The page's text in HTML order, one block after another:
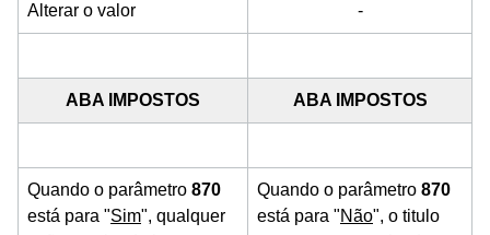
Alterar o valor -
ABA IMPOSTOS ABA IMPOSTOS
Quando o parâmetro 870
está para "Sim", qualquer
Quando o parâmetro 870
está para "Não", o titulo